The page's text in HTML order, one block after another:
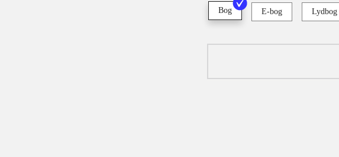
Bog E-bog